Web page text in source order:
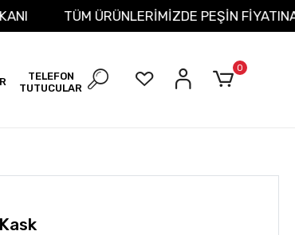
İMKANI TÜM ÜRÜNLERİMİZDE PEŞİN
TELEFON
TUTUCULAR
0